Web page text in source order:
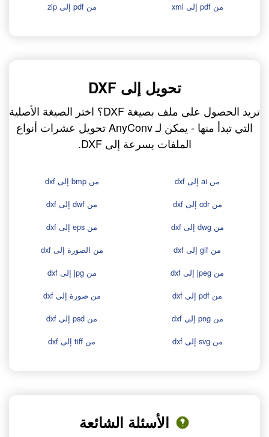
من pdf إلى xml
من pdf إلى zip
تحويل إلى DXF
تريد الحصول على ملف بصيغة DXF؟ اختر الصيغة الأصلية
التي تبدأ منها - يمكن لـ AnyConv تحويل عشرات أنواع
الملفات بسرعة إلى DXF.
من ai إلى dxf
من bmp إلى dxf
من cdr إلى dxf
من dwf إلى dxf
من dwg إلى dxf
من eps إلى dxf
من gif إلى dxf
من الصورة إلى dxf
من jpeg إلى dxf
من jpg إلى dxf
من pdf إلى dxf
من صورة إلى dxf
من png إلى dxf
من psd إلى dxf
من svg إلى dxf
من tiff إلى dxf
الأسئلة الشائعة